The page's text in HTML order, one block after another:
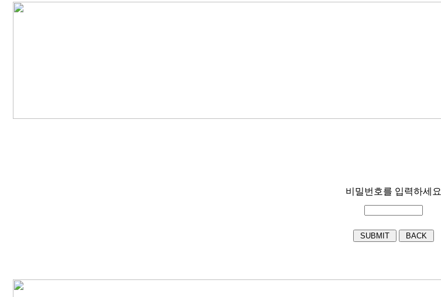
비밀번호를 입력하세요